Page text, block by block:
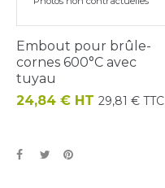
Embout pour brûle-
cornes 600°C avec
tuyau
Prix
24,84 € HT 29,81 € TTC